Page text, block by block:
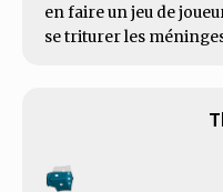
en faire un jeu de
se triturer les